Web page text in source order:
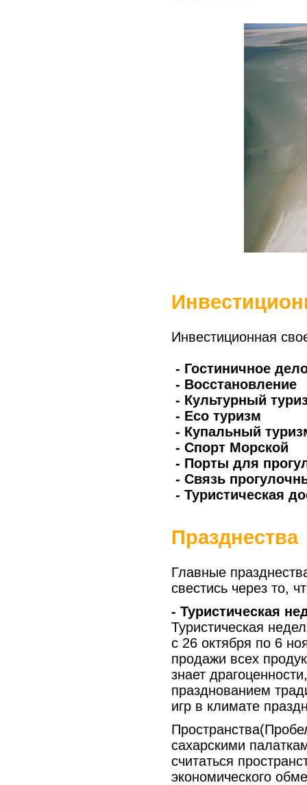
Инвестиционная
- Гостиничное
- Восстановление
- Культурный
- Eco туризм
- Купальный
- Спорт Морской
- Порты для
- Связь
- Туристическая
Празднества
Главные
свестись через то,
- Туристическая
Туристическая
с 26 октября по 6
продажи всех
знает
празднованием
игр в климате
сахарскими
считаться
экономического